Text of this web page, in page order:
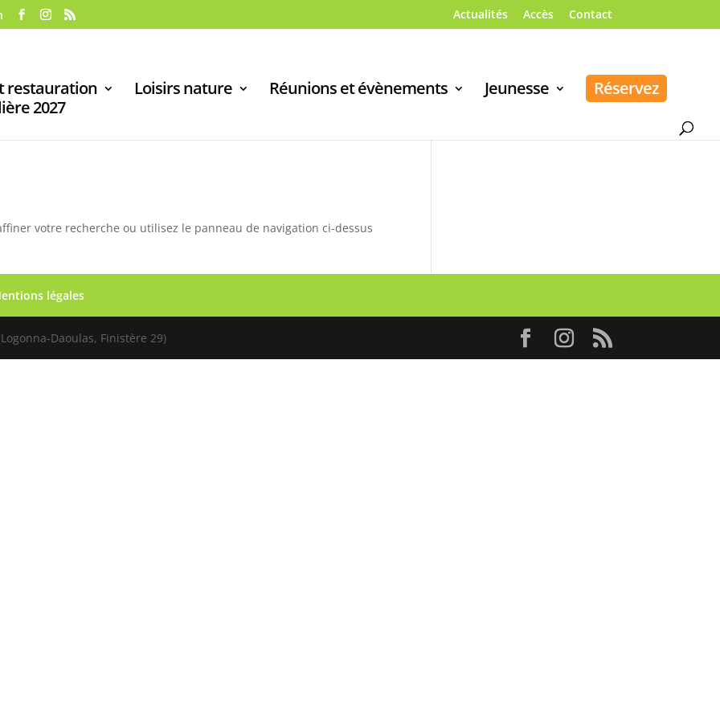
Actualités Accès Contact
restauration Loisirs nature Réunions et évènements Jeunesse
Réservez
2027
votre recherche ou utilisez le panneau de navigation ci-dessus
légales
Daoulas, Finistère 29)